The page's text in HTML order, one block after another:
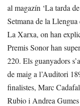
al magazín ‘La tarda
Setmana de la
La Xarxa, on han
Premis Sonor han
220. Els guanyadors
de maig a l’Auditori
finalistes, Marc
Rubio i Andrea